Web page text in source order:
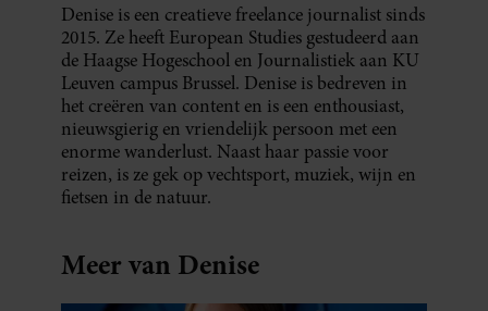
Denise is een creatieve freelance journalist sinds
2015. Ze heeft European Studies gestudeerd aan
de Haagse Hogeschool en Journalistiek aan KU
Leuven campus Brussel. Denise is bedreven in
het creëren van content en is een enthousiast,
nieuwsgierig en vriendelijk persoon met een
enorme wanderlust. Naast haar passie voor
reizen, is ze gek op vechtsport, muziek, wijn en
fietsen in de natuur.
Meer van Denise